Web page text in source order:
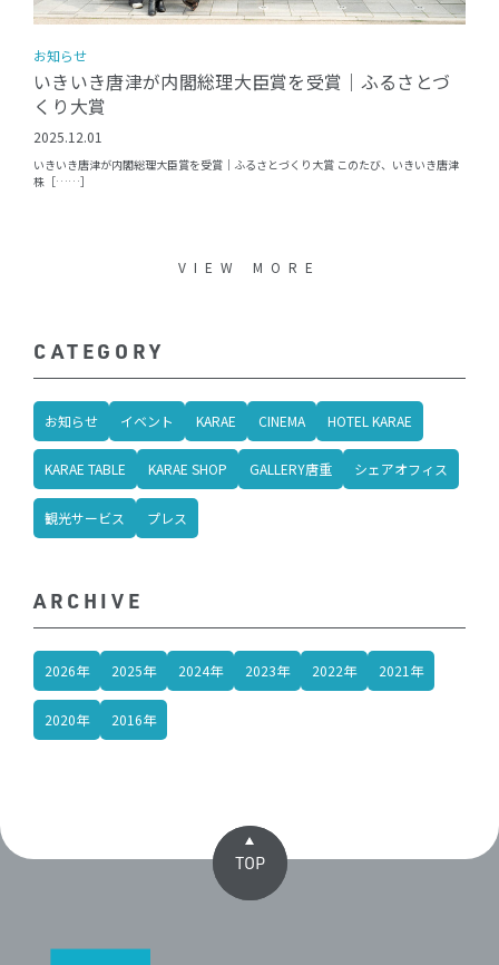
CATEGORY
お知らせ イベント KARAE CINEMA HOTEL KARAE
KARAE TABLE KARAE SHOP GALLERY唐重 シェアオフィス
観光サービス プレス
ARCHIVE
2026年 2025年 2024年 2023年 2022年 2021年
2020年 2016年
お知らせ
いきいき唐津が内閣総理大臣賞を受賞｜ふるさとづ
くり大賞
2025.12.01
いきいき唐津が内閣総理大臣賞を受賞｜ふるさとづくり大賞 このたび、いきいき唐津
株［……］
VIEW MORE
TOP